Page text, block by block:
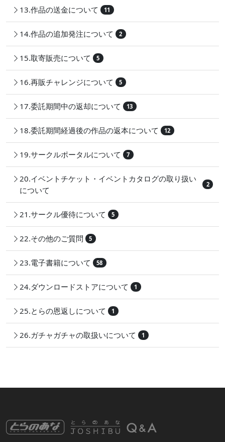
13.作品の送金について 11
14.作品の追加発注について 2
15.取寄販売について 5
16.再販チャレンジについて 5
17.委託期間中の返却について 13
18.委託期間経過後の作品の返本について 12
19.サークルポータルについて 7
20.イベントチケット・イベントカタログの取り扱い
について
2
21.サークル優待について 5
22.その他のご質問 5
23.電子書籍について 58
24.ダウンロードストアについて 1
25.とらの恩返しについて 1
26.ガチャガチャの取扱いについて 1